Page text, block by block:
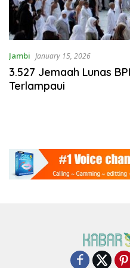
Jambi January 15, 2026
3.527 Jemaah Lunas
Terlampaui